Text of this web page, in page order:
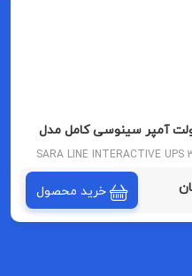
پی اس 3000 ولت آمپر سینوسی کامل مدل
SARA LINE INTERACTIVE UPS
خرید محصول